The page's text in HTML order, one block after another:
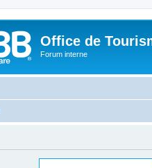
Office de
Forum interne